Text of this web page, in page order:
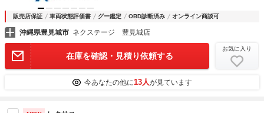
販売店保証 車両状態評価書 グー鑑定 OBD診断済み オンライン商談可
沖縄県豊見城市 ネクステージ 豊見城店
在庫を確認・見積り依頼する
お気に入り
今あなたの他に13人が見ています